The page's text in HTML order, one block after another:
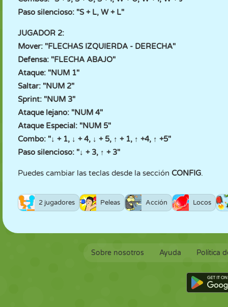
Paso silencioso: "S + L, W + L"
JUGADOR 2:
Mover: "FLECHAS IZQUIERDA - DERECHA"
Defensa: "FLECHA ABAJO"
Ataque: "NUM 1"
Saltar: "NUM 2"
Sprint: "NUM 3"
Ataque lejano: "NUM 4"
Ataque Especial: "NUM 5"
Combo: "↓ + 1, ↓ + 4, ↓ + 5, ↑ + 1, ↑ +4, ↑ +5"
Paso silencioso: "↓ + 3, ↑ + 3"
Puedes cambiar las teclas desde la sección CONFIG.
2 jugadores Peleas Acción Locos
Sobre nosotros Ayuda Política